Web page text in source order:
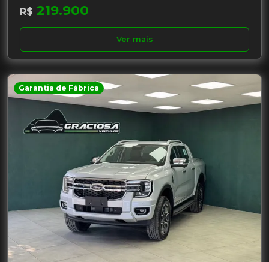
R$ 219.900
Ver mais
Garantia de Fábrica